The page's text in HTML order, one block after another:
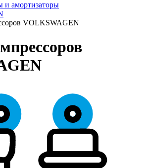
и амортизаторы
VOLKSWAGEN